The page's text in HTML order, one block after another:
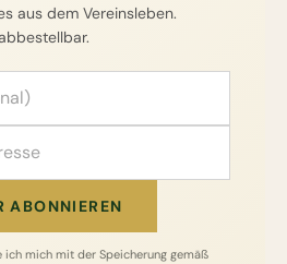
aus dem Vereinsleben.
ABONNIEREN
ich mich mit der Speicherung gemäß